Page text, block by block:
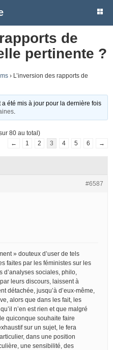
de
pertinente ?
› L’inversion des rapports de
été mis à jour pour la dernière fois
80 au total)
←
1 2 3 4 5 6 →
#6587
» douteux d’user de tels
faites par les féministes sur les
sociales, philo,
leurs discours, laissent à
détachée, jusqu’à d’eux-même,
alors que dans les fait, les
n’en est rien et que malgré
quiconque souhaite faire
sur un sujet, le fera
dans une position
une sensibilité, des